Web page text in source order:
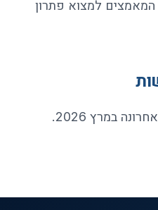
המאמצים למצוא פתרון
במרץ 2026.